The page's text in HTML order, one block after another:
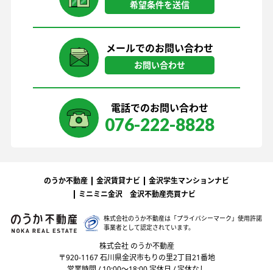
希望条件を送信
メールでのお問い合わせ
お問い合わせ
電話でのお問い合わせ
076-222-8828
のうか不動産 金沢賃貸ナビ
金沢学生マンションナビ
ミニミニ金沢
金沢不動産売買ナビ
株式会社のうか不動産は「プライバシーマーク」 使用許諾
事業者として認定されています。
株式会社 のうか不動産
〒920-1167 石川県金沢市もりの里2丁目21番地